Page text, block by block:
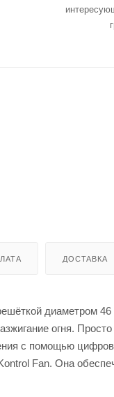
ДОСТАВКА
диаметром
огня. Просто
с помощью
Fan. Она